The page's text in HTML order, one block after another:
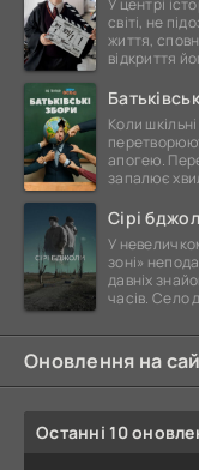
У центрі
світі, не
життя,
відкриття
Коли
апогею.
запалює
Сірі
У
зоні»
давніх
часів. Село
Оновлення на
Останні 10